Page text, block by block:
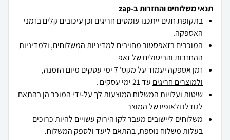
תנאי משלוחים והחזרות ב-zap
בתקופת חגים ייתכנו עומסים חריגים וכן עיכובים קלים בזמני
האספקה.
המוכרים בזאפסטור מחויבים למדיניות המשלוחים, ולמדיניות
ההחזרות והביטוליםשל זאפ
זמן אספקה יעמוד על מקס' 7 ימי עסקים מיום הזמנה,
ולמוצרים חריגים עד 21 ימי עסקים .
שיטות ועלויות המשלוח המוצעות לך על-ידי המוכר הן בהתאם
לגודלו ולאופיו של המוצר
משלוחים ליישובים מעבר לקו הירוק עשויים להיות כרוכים
בעלות משלוח נוספת, בהתאם ליעד ולספק המשלוח.